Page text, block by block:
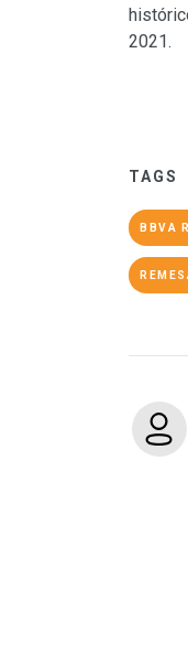
2021.
TAGS
BBVA